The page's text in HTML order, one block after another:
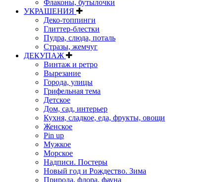
Флаконы, бутылочки
УКРАШЕНИЯ
Деко-топпинги
Глиттер-блестки
Пудра, слюда, поталь
Стразы, жемчуг
ДЕКУПАЖ
Винтаж и ретро
Вырезание
Города, улицы
Грифельная тема
Детское
Дом, сад, интерьер
Кухня, сладкое, еда, фрукты, овощи
Женское
Pin up
Мужкое
Морское
Надписи. Постеры
Новый год и Рождество. Зима
Природа, флора, фауна